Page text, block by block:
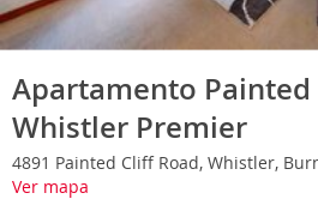
Apartamento Painted
Whistler Premier
4891 Painted Cliff Road, Whistler,
Ver mapa